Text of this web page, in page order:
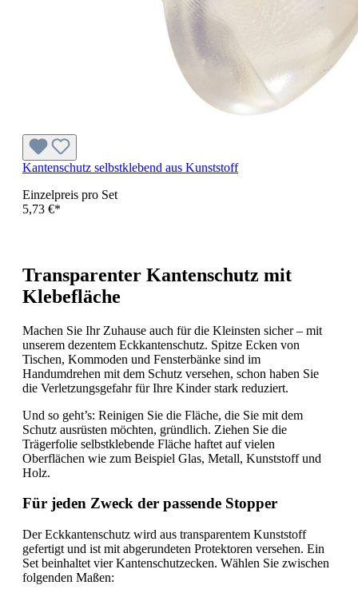
Kantenschutz selbstklebend aus Kunststoff
Einzelpreis pro Set
5,73 €*
Transparenter Kantenschutz mit
Klebefläche
Machen Sie Ihr Zuhause auch für die Kleinsten sicher – mit
unserem dezentem Eckkantenschutz. Spitze Ecken von
Tischen, Kommoden und Fensterbänke sind im
Handumdrehen mit dem Schutz versehen, schon haben Sie
die Verletzungsgefahr für Ihre Kinder stark reduziert.
Und so geht’s: Reinigen Sie die Fläche, die Sie mit dem
Schutz ausrüsten möchten, gründlich. Ziehen Sie die
Trägerfolie selbstklebende Fläche haftet auf vielen
Oberflächen wie zum Beispiel Glas, Metall, Kunststoff und
Holz.
Für jeden Zweck der passende Stopper
Der Eckkantenschutz wird aus transparentem Kunststoff
gefertigt und ist mit abgerundeten Protektoren versehen. Ein
Set beinhaltet vier Kantenschutzecken. Wählen Sie zwischen
folgenden Maßen: